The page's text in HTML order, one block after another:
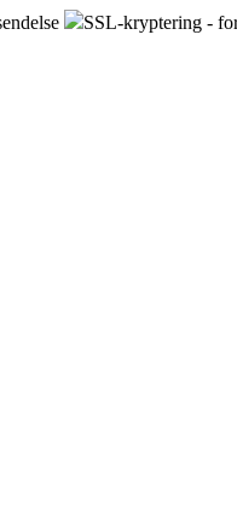
SSL-kryptering -